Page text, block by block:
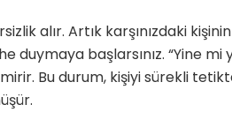
alır. Artık karşınızdaki
duymaya başlarsınız. “Yine
Bu durum, kişiyi sürekli